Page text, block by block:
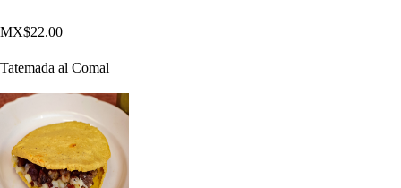
MX$22.00
Tatemada al Comal